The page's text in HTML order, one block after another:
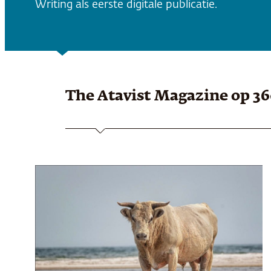
Writing als eerste digitale publicatie.
The Atavist Magazine op